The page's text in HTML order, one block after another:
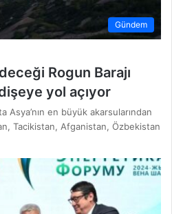
Gündem
Rogun Barajı
yol açıyor
en büyük akarsularından
Tacikistan, Afganistan, Özbekistan